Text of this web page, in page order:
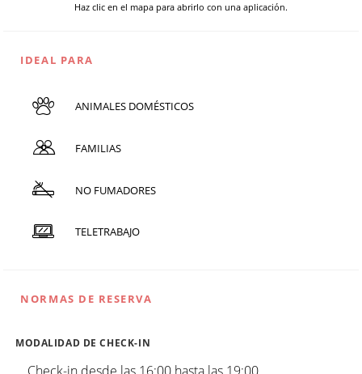
Haz clic en el mapa para abrirlo con una aplicación.
IDEAL PARA
ANIMALES DOMÉSTICOS
FAMILIAS
NO FUMADORES
TELETRABAJO
NORMAS DE RESERVA
MODALIDAD DE CHECK-IN
Check-in desde las 16:00 hasta las 19:00